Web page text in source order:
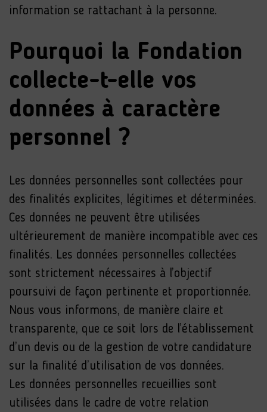
information se rattachant à la personne.
Pourquoi la Fondation
collecte-t-elle vos
données à caractère
personnel ?
Les données personnelles sont collectées pour
des finalités explicites, légitimes et déterminées.
Ces données ne peuvent être utilisées
ultérieurement de manière incompatible avec ces
finalités. Les données personnelles collectées
sont strictement nécessaires à l’objectif
poursuivi de façon pertinente et proportionnée.
Nous vous informons, de manière claire et
transparente, que ce soit lors de l’établissement
d’un devis ou de la gestion de votre candidature
sur la finalité d’utilisation de vos données.
Les données personnelles recueillies sont
utilisées dans le cadre de votre relation